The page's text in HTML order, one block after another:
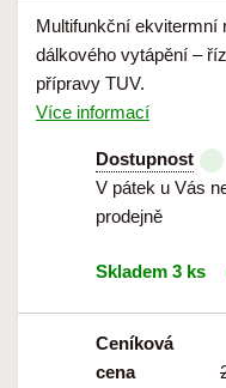
Multifunkční ekvitermní
dálkového vytápění –
přípravy TUV.
Více informací
Dostupnost
V pátek u Vás
prodejně
Skladem 3 ks
Ceníková
cena